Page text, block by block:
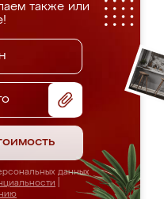
также или
данных